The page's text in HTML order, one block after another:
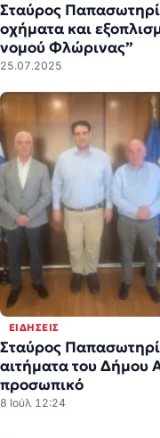
Σταύρος
οχήματα και
νομού Φλώρινας”
25.07.2025
ΕΙΔΉΣΕΙΣ
Σταύρος
αιτήματα του Δήμου
προσωπικό
8 Ιούλ 12:24